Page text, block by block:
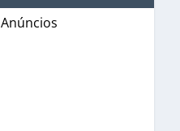
Anúncios